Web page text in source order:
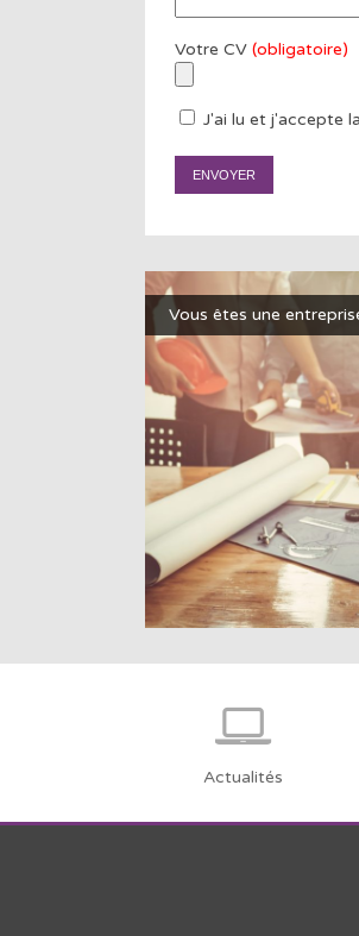
Votre CV (obligatoire)
J'ai lu et j'accepte la
Vous êtes une
Actualités